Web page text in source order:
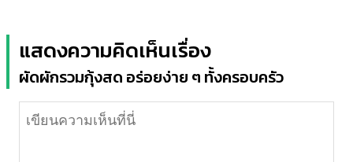
แสดงความคิดเห็นเรื่อง
ผัดผักรวมกุ้งสด อร่อยง่าย ๆ ทั้งครอบครัว